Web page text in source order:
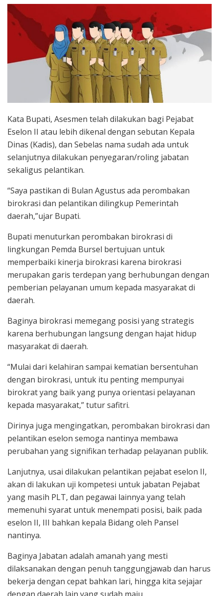
Kata Bupati, Asesmen telah dilakukan bagi Pejabat
Eselon II atau lebih dikenal dengan sebutan Kepala
Dinas (Kadis), dan Sebelas nama sudah ada untuk
selanjutnya dilakukan penyegaran/roling jabatan
sekaligus pelantikan.
“Saya pastikan di Bulan Agustus ada perombakan
birokrasi dan pelantikan dilingkup Pemerintah
daerah,”ujar Bupati.
Bupati menuturkan perombakan birokrasi di
lingkungan Pemda Bursel bertujuan untuk
memperbaiki kinerja birokrasi karena birokrasi
merupakan garis terdepan yang berhubungan dengan
pemberian pelayanan umum kepada masyarakat di
daerah.
Baginya birokrasi memegang posisi yang strategis
karena berhubungan langsung dengan hajat hidup
masyarakat di daerah.
“Mulai dari kelahiran sampai kematian bersentuhan
dengan birokrasi, untuk itu penting mempunyai
birokrat yang baik yang punya orientasi pelayanan
kepada masyarakat,” tutur safitri.
Dirinya juga mengingatkan, perombakan birokrasi dan
pelantikan eselon semoga nantinya membawa
perubahan yang signifikan terhadap pelayanan publik.
Lanjutnya, usai dilakukan pelantikan pejabat eselon II,
akan di lakukan uji kompetesi untuk jabatan Pejabat
yang masih PLT, dan pegawai lainnya yang telah
memenuhi syarat untuk menempati posisi, baik pada
eselon II, III bahkan kepala Bidang oleh Pansel
nantinya.
Baginya Jabatan adalah amanah yang mesti
dilaksanakan dengan penuh tanggungjawab dan harus
bekerja dengan cepat bahkan lari, hingga kita sejajar